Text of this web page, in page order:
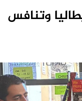
وتنافس